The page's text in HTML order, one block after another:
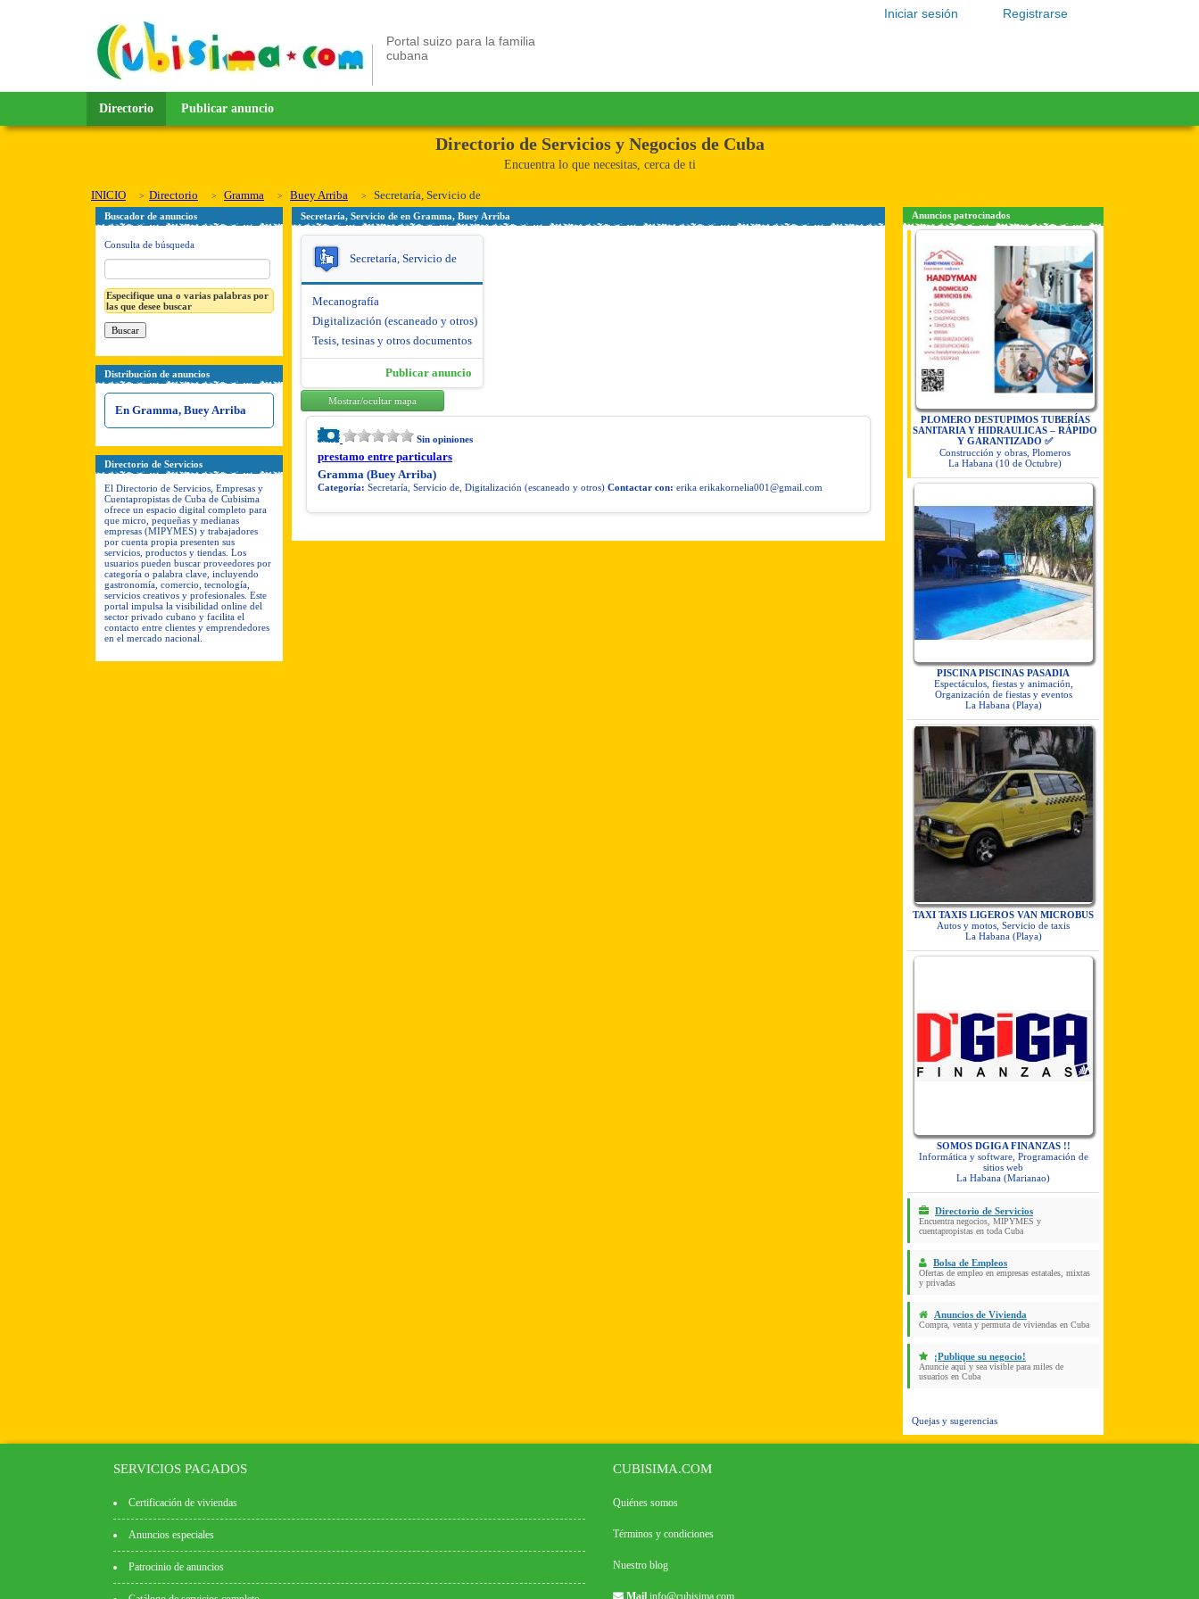
Registrarse
Iniciar sesión
Portal suizo para la familia
cubana
Directorio Publicar anuncio
Directorio de Servicios y Negocios de Cuba
Encuentra lo que necesitas, cerca de ti
INICIO Directorio Gramma Buey Arriba Secretaría, Servicio de
Buscador de anuncios
Consulta de búsqueda
Especifique una o varias palabras por
las que desee buscar
Distribución de anuncios
En Gramma, Buey Arriba
Directorio de Servicios
El Directorio de Servicios, Empresas y
Cuentapropistas de Cuba de Cubisima
ofrece un espacio digital completo para
que micro, pequeñas y medianas
empresas (MIPYMES) y trabajadores
por cuenta propia presenten sus
servicios, productos y tiendas. Los
usuarios pueden buscar proveedores por
categoría o palabra clave, incluyendo
gastronomía, comercio, tecnología,
servicios creativos y profesionales. Este
portal impulsa la visibilidad online del
sector privado cubano y facilita el
contacto entre clientes y emprendedores
en el mercado nacional.
Secretaría, Servicio de en Gramma, Buey Arriba
Secretaría, Servicio de
Mecanografía
Digitalización (escaneado y otros)
Tesis, tesinas y otros documentos
Publicar anuncio
Mostrar/ocultar mapa
Sin opiniones
prestamo entre particulars
Gramma (Buey Arriba)
Categoría: Secretaría, Servicio de, Digitalización (escaneado y otros) Contactar con: erika erikakornelia001@gmail.com
Anuncios patrocinados
PLOMERO DESTUPIMOS TUBERÍAS
SANITARIA Y HIDRAULICAS – RÁPIDO
Y GARANTIZADO ✅
Construcción y obras, Plomeros
La Habana (10 de Octubre)
PISCINA PISCINAS PASADIA
Espectáculos, fiestas y animación,
Organización de fiestas y eventos
La Habana (Playa)
TAXI TAXIS LIGEROS VAN MICROBUS
Autos y motos, Servicio de taxis
La Habana (Playa)
SOMOS DGIGA FINANZAS !!
Informática y software, Programación de
sitios web
La Habana (Marianao)
Directorio de Servicios
Encuentra negocios, MIPYMES y
cuentapropistas en toda Cuba
Bolsa de Empleos
Ofertas de empleo en empresas estatales, mixtas
y privadas
Anuncios de Vivienda
Compra, venta y permuta de viviendas en Cuba
¡Publique su negocio!
Anuncie aquí y sea visible para miles de
usuarios en Cuba
Quejas y sugerencias
SERVICIOS PAGADOS
Certificación de viviendas
Anuncios especiales
Patrocinio de anuncios
CUBISIMA.COM
Quiénes somos
Términos y condiciones
Nuestro blog
Mail info@cubisima.com